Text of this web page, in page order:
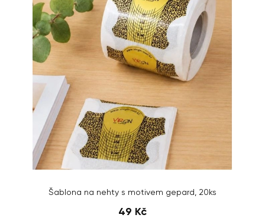
Šablona na nehty s motivem gepard, 20ks
49 Kč